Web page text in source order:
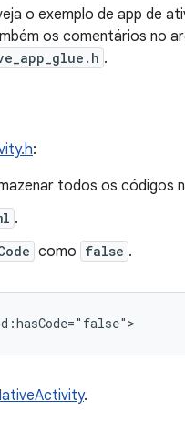
o exemplo de app de
os comentários no
.
:
todos os códigos
.
como false .
.